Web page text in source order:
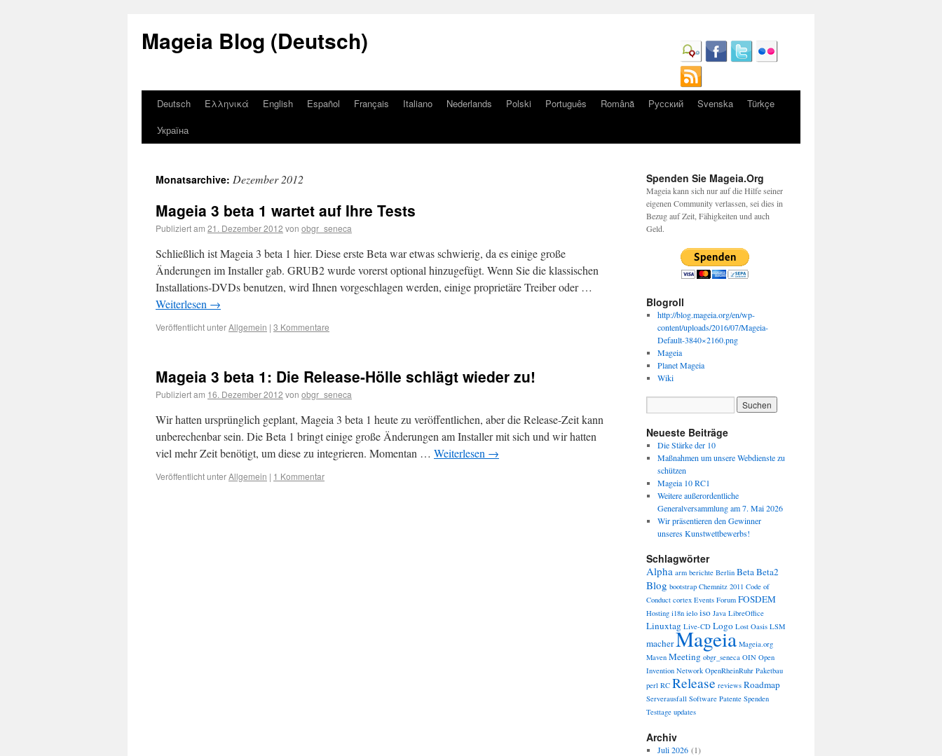
Mageia Blog (Deutsch)
Deutsch Ελληνικά English Español Français Italiano Nederlands Polski Português Română Русский Svenska
Türkçe
Україна
Monatsarchive: Dezember 2012
Mageia 3 beta 1 wartet auf Ihre Tests
Publiziert am 21. Dezember 2012 von obgr_seneca
Schließlich ist Mageia 3 beta 1 hier. Diese erste Beta war etwas schwierig, da es einige große
Änderungen im Installer gab. GRUB2 wurde vorerst optional hinzugefügt. Wenn Sie die klassischen
Installations-DVDs benutzen, wird Ihnen vorgeschlagen werden, einige proprietäre Treiber oder …
Weiterlesen →
Veröffentlicht unterAllgemein | 3 Kommentare
Mageia 3 beta 1: Die Release-Hölle schlägt wieder zu!
Publiziert am 16. Dezember 2012 von obgr_seneca
Wir hatten ursprünglich geplant, Mageia 3 beta 1 heute zu veröffentlichen, aber die Release-Zeit kann
unberechenbar sein. Die Beta 1 bringt einige große Änderungen am Installer mit sich und wir hatten
viel mehr Zeit benötigt, um diese zu integrieren. Momentan … Weiterlesen →
Veröffentlicht unterAllgemein | 1 Kommentar
Spenden Sie Mageia.Org
Mageia kann sich nur auf die Hilfe seiner
eigenen Community verlassen, sei dies in
Bezug auf Zeit, Fähigkeiten und auch
Geld.
Blogroll
http://blog.mageia.org/en/wp-
content/uploads/2016/07/Mageia-
Default-3840×2160.png
Mageia
Planet Mageia
Wiki
Neueste Beiträge
Die Stärke der 10
Maßnahmen um unsere Webdienste zu
schützen
Mageia 10 RC1
Weitere außerordentliche
Generalversammlung am 7. Mai 2026
Wir präsentieren den Gewinner
unseres Kunstwettbewerbs!
Schlagwörter
Alpha arm berichte Berlin BetaBeta2
Blog bootstrap Chemnitz 2011 Code of
Conduct cortex Events Forum FOSDEM
Hosting i18n ielo iso Java LibreOffice
Linuxtag Live-CD Logo Lost Oasis LSM
macherMageia Mageia.org
Maven Meeting obgr_seneca OIN Open
Invention Network OpenRheinRuhr Paketbau
perl RC Release reviews Roadmap
Serverausfall Software Patente Spenden
Testtage updates
Archiv
Juli 2026(1)